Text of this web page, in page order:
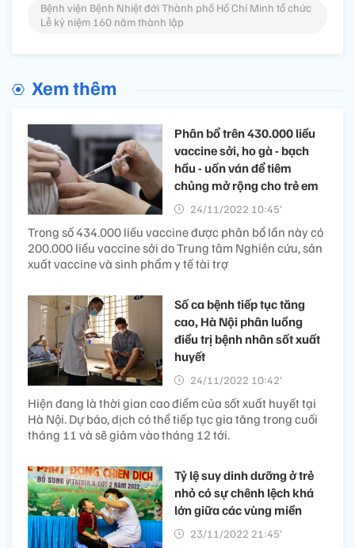
Bệnh viện Bệnh Nhiệt đới Thành phố Hồ Chí Minh tổ chức
Lễ kỷ niệm 160 năm thành lập
Xem thêm
Phân bổ trên 430.000 liều
vaccine sởi, ho gà - bạch
hầu - uốn ván để tiêm
chủng mở rộng cho trẻ em
24/11/2022 10:45’
Trong số 434.000 liều vaccine được phân bổ lần này có
200.000 liều vaccine sởi do Trung tâm Nghiên cứu, sản
xuất vaccine và sinh phẩm y tế tài trợ
Số ca bệnh tiếp tục tăng
cao, Hà Nội phân luồng
điều trị bệnh nhân sốt xuất
huyết
24/11/2022 10:42’
Hiện đang là thời gian cao điểm của sốt xuất huyết tại
Hà Nội. Dự báo, dịch có thể tiếp tục gia tăng trong cuối
tháng 11 và sẽ giảm vào tháng 12 tới.
Tỷ lệ suy dinh dưỡng ở trẻ
nhỏ có sự chênh lệch khá
lớn giữa các vùng miền
23/11/2022 21:45’